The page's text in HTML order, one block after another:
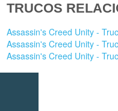
TRUCOS
Assassin's Creed Unity -
Assassin's Creed Unity -
Assassin's Creed Unity -